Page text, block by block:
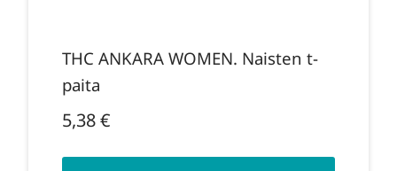
THC ANKARA WOMEN. Naisten t-
paita
5,38€